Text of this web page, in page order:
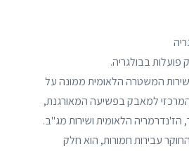
פועלות בבולגריה.
המשטרה הלאומית ממונה על
למאבק בפשיעה המאורגנת,
הז'נדרמריה הלאומית ושירות מג"ב.
עבירות חמורות, הוא חלק